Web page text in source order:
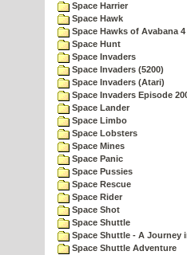
Space Harrier
Space Hawk
Space Hawks of Avabana 4
Space Hunt
Space Invaders
Space Invaders (5200)
Space Invaders (Atari)
Space Invaders Episode
Space Lander
Space Limbo
Space Lobsters
Space Mines
Space Panic
Space Pussies
Space Rescue
Space Rider
Space Shot
Space Shuttle
Space Shuttle - A Journey
Space Shuttle Adventure